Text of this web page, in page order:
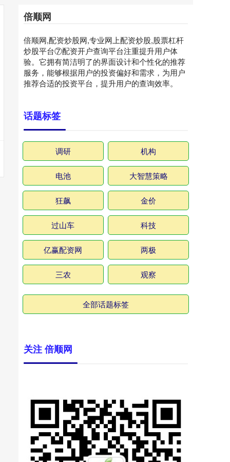
倍顺网
倍顺网,配资炒股网,专业网上配资炒股,股票杠杆
炒股平台⑦配资开户查询平台注重提升用户体
验。它拥有简洁明了的界面设计和个性化的推荐
服务，能够根据用户的投资偏好和需求，为用户
推荐合适的投资平台，提升用户的查询效率。
话题标签
调研 机构
电池 大智慧策略
狂飙 金价
过山车 科技
亿赢配资网 两极
三农 观察
全部话题标签
关注 倍顺网